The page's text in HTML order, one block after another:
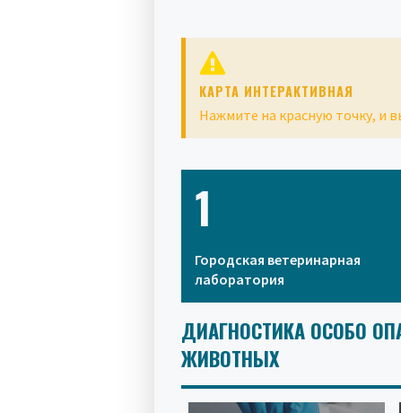
КАРТА ИНТЕРАКТИВНАЯ
Нажмите на красную точку, и
1
Городская ветеринарная
лаборатория
ДИАГНОСТИКА ОСОБО
ЖИВОТНЫХ